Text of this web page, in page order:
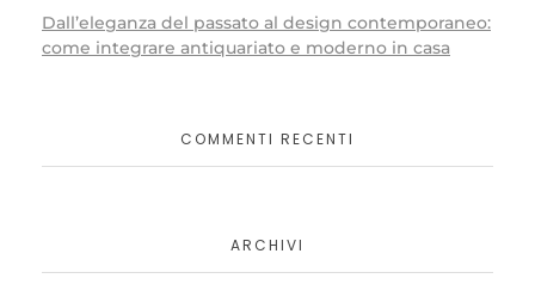
Dall’eleganza del passato al design contemporaneo:
come integrare antiquariato e moderno in casa
COMMENTI RECENTI
ARCHIVI